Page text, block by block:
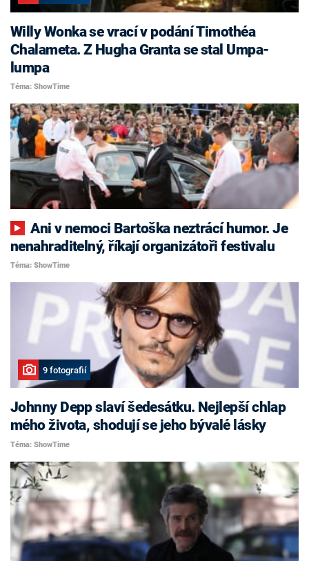
Willy Wonka se vrací v podání Timothéa
Chalameta. Z Hugha Granta se stal Umpa-
lumpa
Téma: ShowTime
Ani v nemoci Bartoška neztrácí humor. Je
nenahraditelný, říkají organizátoři festivalu
Téma: ShowTime
9 fotografií
Johnny Depp slaví šedesátku. Nejlepší chlap
mého života, shodují se jeho bývalé lásky
Téma: ShowTime